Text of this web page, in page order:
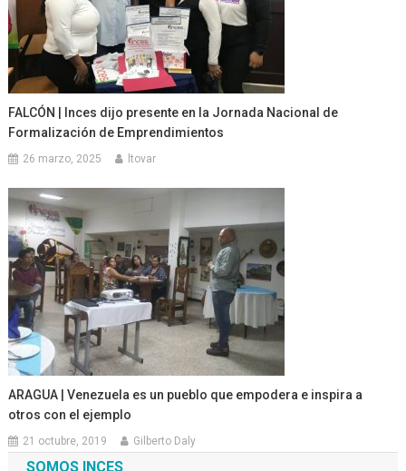
FALCÓN | Inces dijo presente en la Jornada Nacional de
Formalización de Emprendimientos
26 marzo, 2025 ltovar
ARAGUA | Venezuela es un pueblo que empodera e inspira a
otros con el ejemplo
21 octubre, 2019 Gilberto Daly
SOMOS INCES